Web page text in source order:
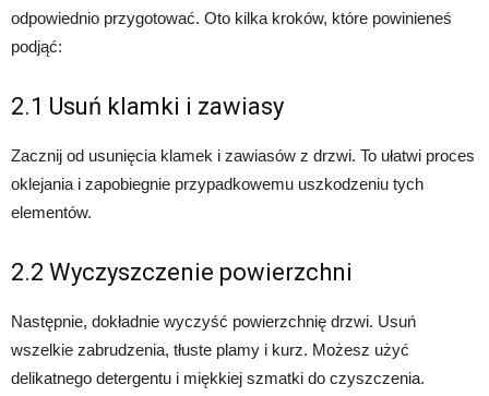
odpowiednio przygotować. Oto kilka kroków, które powinieneś
podjąć:
2.1 Usuń klamki i zawiasy
Zacznij od usunięcia klamek i zawiasów z drzwi. To ułatwi proces
oklejania i zapobiegnie przypadkowemu uszkodzeniu tych
elementów.
2.2 Wyczyszczenie powierzchni
Następnie, dokładnie wyczyść powierzchnię drzwi. Usuń
wszelkie zabrudzenia, tłuste plamy i kurz. Możesz użyć
delikatnego detergentu i miękkiej szmatki do czyszczenia.